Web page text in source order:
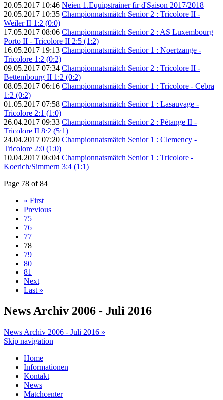
20.05.2017 10:46 Neien 1.Equipstrainer fir d'Saison 2017/2018
20.05.2017 10:35 Championnatsmätch Senior 2 : Tricolore II -
Weiler II 1:2 (0:0)
17.05.2017 08:06 Championnatsmätch Senior 2 : AS Luxembourg
Porto II - Tricolore II 2:5 (1:2)
16.05.2017 19:13 Championnatsmätch Senior 1 : Noertzange -
Tricolore 1:2 (0:2)
09.05.2017 07:34 Championnatsmätch Senior 2 : Tricolore II -
Bettembourg II 1:2 (0:2)
08.05.2017 06:16 Championnatsmätch Senior 1 : Tricolore - Cebra
1:2 (0:2)
01.05.2017 07:58 Championnatsmätch Senior 1 : Lasauvage -
Tricolore 2:1 (1:0)
26.04.2017 09:33 Championnatsmätch Senior 2 : Pétange II -
Tricolore II 8:2 (5:1)
24.04.2017 07:20 Championnatsmätch Senior 1 : Clemency -
Tricolore 2:0 (1:0)
10.04.2017 06:04 Championnatsmätch Senior 1 : Tricolore -
Koerich/Simmern 3:4 (1:1)
Page 78 of 84
« First
Previous
75
76
77
78
79
80
81
Next
Last »
News Archiv 2006 - Juli 2016
News Archiv 2006 - Juli 2016 »
Skip navigation
Home
Informationen
Kontakt
News
Matchcenter